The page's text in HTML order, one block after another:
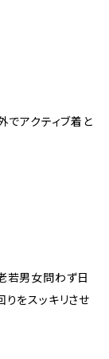
でアクティブ着と
若男女問わず日
をスッキリさせ